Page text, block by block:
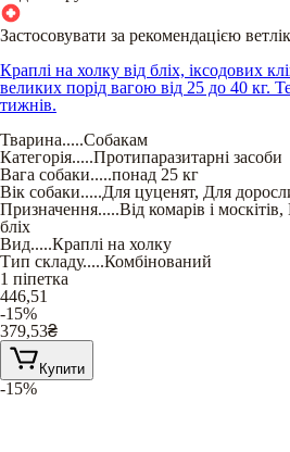
Застосовувати за рекомендацією
Краплі на холку від бліх, іксодових
великих порід вагою від 25 до 40 кг.
тижнів.
Тварина.....Собакам
Категорія.....Протипаразитарні засоби
Вага собаки.....понад 25 кг
Вік собаки.....Для цуценят, Для
Призначення.....Від комарів і москітів,
бліх
Вид.....Краплі на холку
Тип складу.....Комбінований
1 піпетка
446,51
-15%
379,53₴
Купити
-15%